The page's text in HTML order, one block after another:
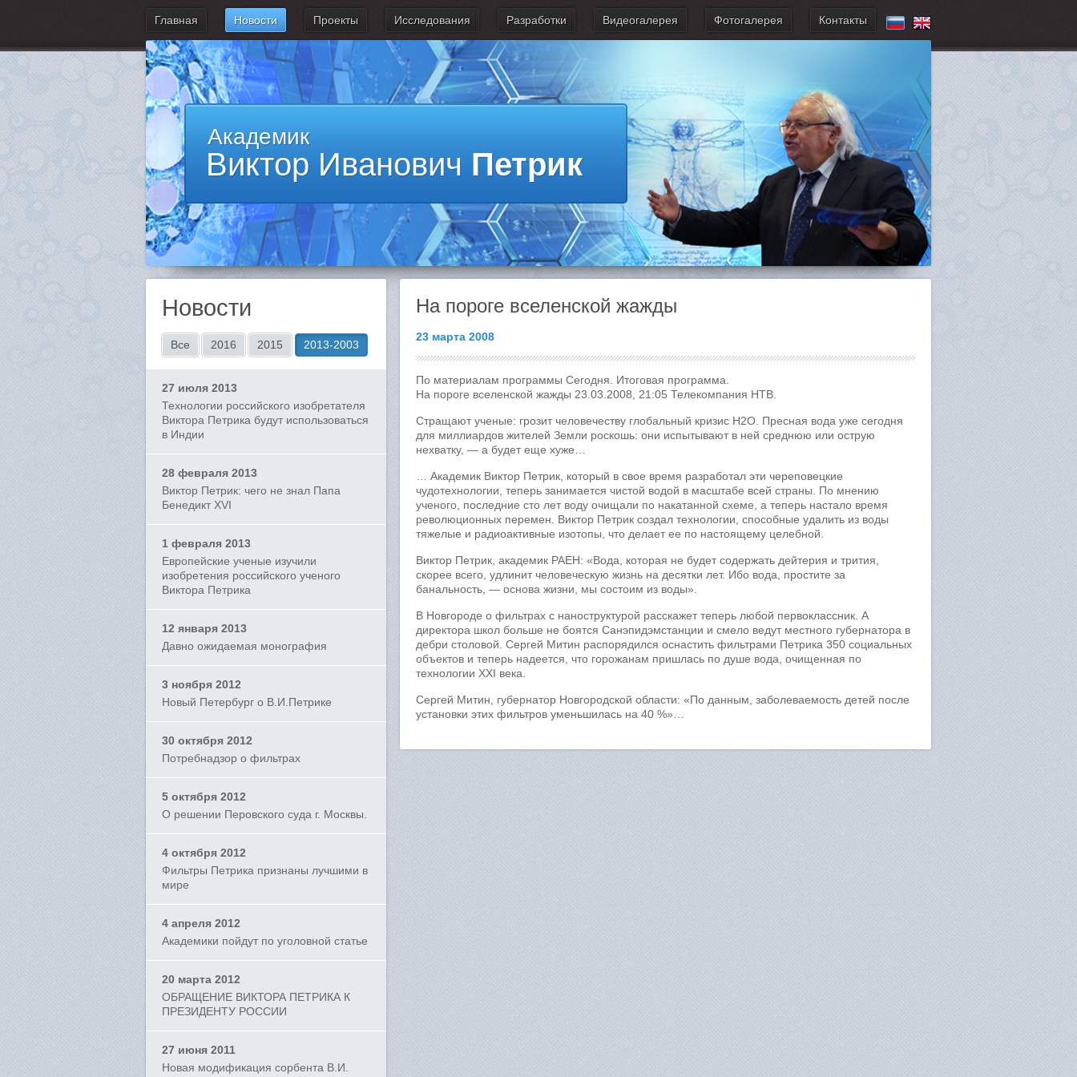
Главная Новости Проекты Исследования Разработки Видеогалерея Фотогалерея Контакты
Академик
Виктор Иванович Петрик
Новости
Все 2016 2015 2013-2003
27 июля 2013
Технологии российского изобретателя
Виктора Петрика будут использоваться
в Индии
28 февраля 2013
Виктор Петрик: чего не знал Папа
Бенедикт XVI
1 февраля 2013
Европейские ученые изучили
изобретения российского ученого
Виктора Петрика
12 января 2013
Давно ожидаемая монография
3 ноября 2012
Новый Петербург о В.И.Петрике
30 октября 2012
Потребнадзор о фильтрах
5 октября 2012
О решении Перовского суда г. Москвы.
4 октября 2012
Фильтры Петрика признаны лучшими в
мире
4 апреля 2012
Академики пойдут по уголовной статье
20 марта 2012
ОБРАЩЕНИЕ ВИКТОРА ПЕТРИКА К
ПРЕЗИДЕНТУ РОССИИ
27 июня 2011
Новая модификация сорбента В.И.
На пороге вселенской жажды
23 марта 2008
По материалам программы Сегодня. Итоговая программа.
На пороге вселенской жажды 23.03.2008, 21:05 Телекомпания НТВ.
Стращают ученые: грозит человечеству глобальный кризис H2O. Пресная вода уже сегодня
для миллиардов жителей Земли роскошь: они испытывают в ней среднюю или острую
нехватку, — а будет еще хуже…
… Академик Виктор Петрик, который в свое время разработал эти череповецкие
чудотехнологии, теперь занимается чистой водой в масштабе всей страны. По мнению
ученого, последние сто лет воду очищали по накатанной схеме, а теперь настало время
революционных перемен. Виктор Петрик создал технологии, способные удалить из воды
тяжелые и радиоактивные изотопы, что делает ее по настоящему целебной.
Виктор Петрик, академик РАЕН: «Вода, которая не будет содержать дейтерия и трития,
скорее всего, удлинит человеческую жизнь на десятки лет. Ибо вода, простите за
банальность, — основа жизни, мы состоим из воды».
В Новгороде о фильтрах с наноструктурой расскажет теперь любой первоклассник. А
директора школ больше не боятся Санэпидэмстанции и смело ведут местного губернатора в
дебри столовой. Сергей Митин распорядился оснастить фильтрами Петрика 350 социальных
объектов и теперь надеется, что горожанам пришлась по душе вода, очищенная по
технологии XXI века.
Сергей Митин, губернатор Новгородской области: «По данным, заболеваемость детей после
установки этих фильтров уменьшилась на 40 %»…